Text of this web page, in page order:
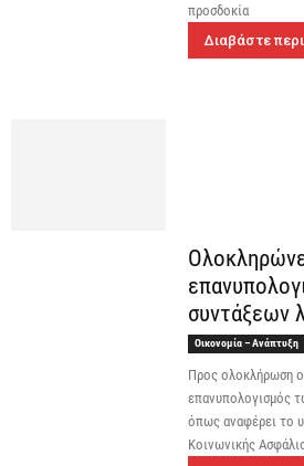
προσδοκία
Διαβάστε
συντάξεων
Οικονομία – Ανάπτυξη
Προς ολοκλήρωση
επανυπολογισμός
όπως αναφέρει το
Κοινωνικής